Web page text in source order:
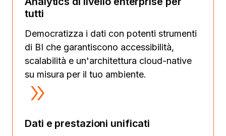
tutti
Democratizza i dati con potenti strumenti
di BI che garantiscono accessibilità,
scalabilità e un'architettura cloud-native
su misura per il tuo ambiente.
Dati e prestazioni unificati